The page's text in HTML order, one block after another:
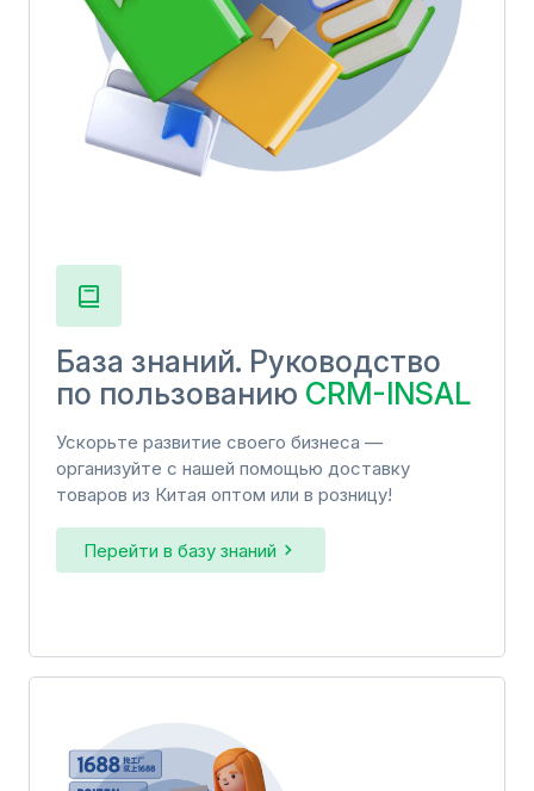
База знаний. Руководство
по пользованию CRM-INSAL
Ускорьте развитие своего бизнеса —
организуйте с нашей помощью доставку
товаров из Китая оптом или в розницу!
Перейти в базу знаний